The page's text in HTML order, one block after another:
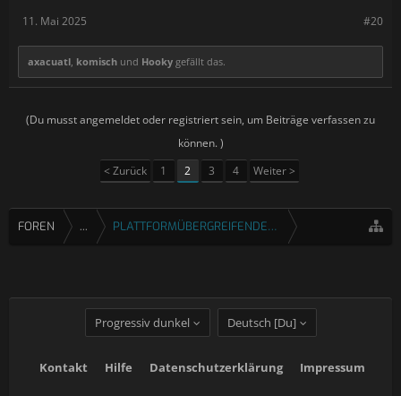
#20
11. Mai 2025
axacuatl, komisch und Hooky gefällt das.
(Du musst angemeldet oder registriert sein, um Beiträge verfassen zu
können. )
< Zurück
1 2 3 4 Weiter >
FOREN ... PLATTFORMÜBERGREIFENDE SPIELE
Progressiv dunkel Deutsch [Du]
Kontakt Hilfe Datenschutzerklärung Impressum